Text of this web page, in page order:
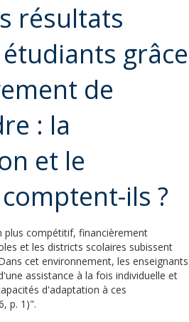
résultats
grâce
de
: la
et le
ils ?
plus compétitif, financièrement
et les districts scolaires subissent
cet environnement, les enseignants
assistance à la fois individuelle et
d'adaptation à ces
p. 1)".